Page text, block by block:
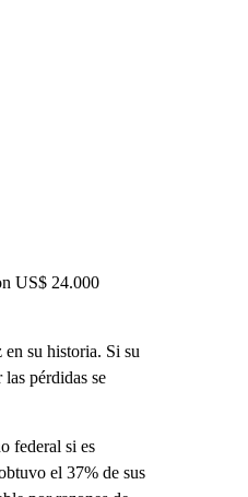
US$ 24.000
su historia. Si su
pérdidas se
federal si es
el 37% de sus